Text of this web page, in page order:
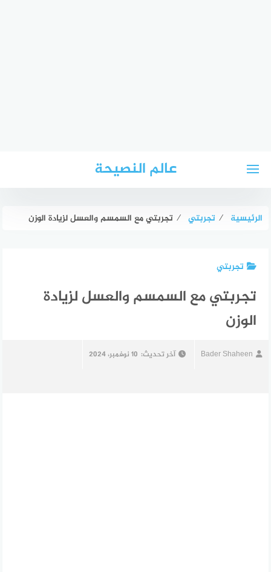
عالم النصيحة
الرئيسية ⁄ تجربتي ⁄ تجربتي مع السمسم والعسل لزيادة الوزن
تجربتي
تجربتي مع السمسم والعسل لزيادة
الوزن
Bader Shaheen آخر تحديث: 10 نوفمبر، 2024